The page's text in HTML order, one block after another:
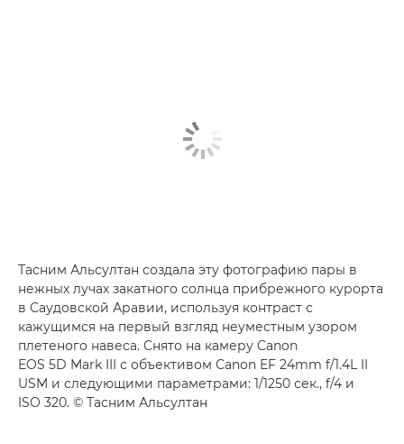
Тасним Альсултан создала эту фотографию пары в
нежных лучах закатного солнца прибрежного курорта
в Саудовской Аравии, используя контраст c
кажущимся на первый взгляд неуместным узором
плетеного навеса. Снято на камеру Canon
EOS 5D Mark III с объективом Canon EF 24mm f/1.4L II
USM и следующими параметрами: 1/1250 сек., f/4 и
ISO 320. © Тасним Альсултан